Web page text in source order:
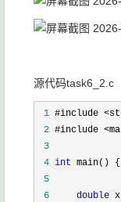
源代码task6_2.c
1
2
3
4 int
5
6
double